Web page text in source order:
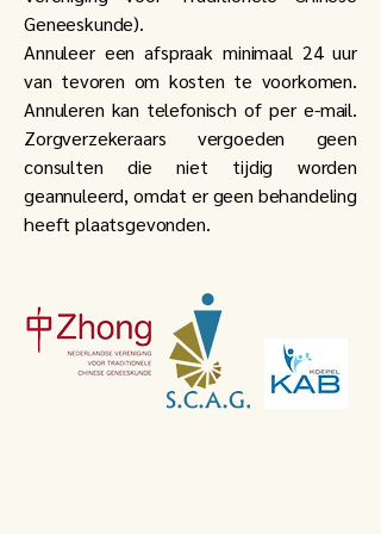
Geneeskunde).
Annuleer een afspraak minimaal 24 uur
van tevoren om kosten te voorkomen.
Annuleren kan telefonisch of per e-mail.
Zorgverzekeraars vergoeden geen
consulten die niet tijdig worden
geannuleerd, omdat er geen behandeling
heeft plaatsgevonden.